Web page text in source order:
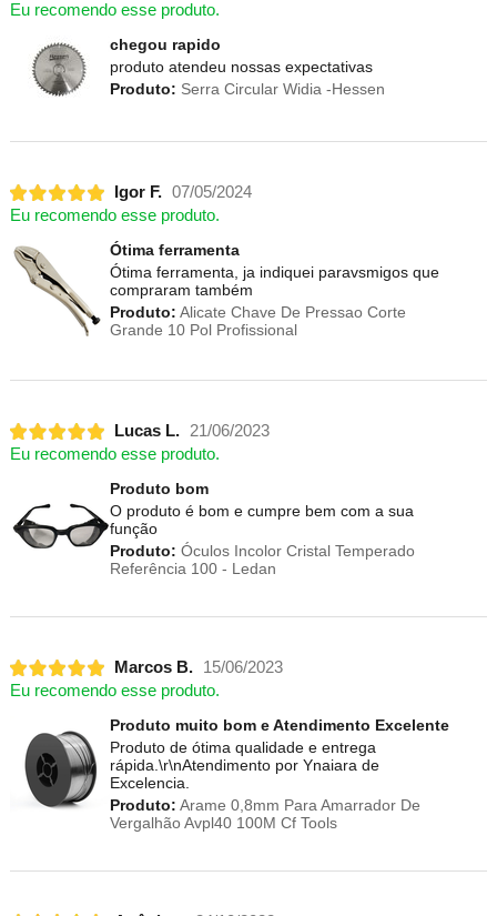
Eu recomendo esse produto.
chegou rapido
produto atendeu nossas expectativas
Produto: Serra Circular Widia -Hessen
Igor F. 07/05/2024
Eu recomendo esse produto.
Ótima ferramenta
Ótima ferramenta, ja indiquei paravsmigos que
compraram também
Produto: Alicate Chave De Pressao Corte
Grande 10 Pol Profissional
Lucas L.
21/06/2023
Eu recomendo esse produto.
Produto bom
O produto é bom e cumpre bem com a sua
função
Produto: Óculos Incolor Cristal Temperado
Referência 100 - Ledan
Marcos B.
15/06/2023
Eu recomendo esse produto.
Produto muito bom e Atendimento Excelente
Produto de ótima qualidade e entrega
rápida.\r\nAtendimento por Ynaiara de
Excelencia.
Produto: Arame 0,8mm Para Amarrador De
Vergalhão Avpl40 100M Cf Tools